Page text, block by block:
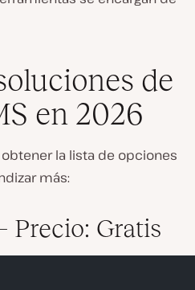
de
en 2026
la lista de opciones
más:
Precio: Gratis